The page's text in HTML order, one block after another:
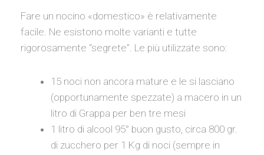
Fare un nocino «domestico» è relativamente
facile. Ne esistono molte varianti e tutte
rigorosamente “segrete”. Le più utilizzate sono:
15 noci non ancora mature e le si lasciano
(opportunamente spezzate) a macero in un
litro di Grappa per ben tre mesi
1 litro di alcool 95° buon gusto, circa 800 gr.
di zucchero per 1 Kg di noci (sempre in